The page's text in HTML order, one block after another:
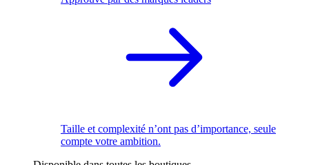
Taille et complexité n’ont pas d’importance, seule
compte votre ambition.